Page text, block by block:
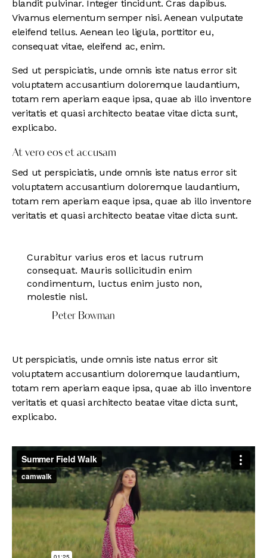
blandit pulvinar. Integer tincidunt. Cras dapibus.
Vivamus elementum semper nisi. Aenean vulputate
eleifend tellus. Aenean leo ligula, porttitor eu,
consequat vitae, eleifend ac, enim.
Sed ut perspiciatis, unde omnis iste natus error sit
voluptatem accusantium doloremque laudantium,
totam rem aperiam eaque ipsa, quae ab illo inventore
veritatis et quasi architecto beatae vitae dicta sunt,
explicabo.
At vero eos et accusam
Sed ut perspiciatis, unde omnis iste natus error sit
voluptatem accusantium doloremque laudantium,
totam rem aperiam eaque ipsa, quae ab illo inventore
veritatis et quasi architecto beatae vitae dicta sunt.
Curabitur varius eros et lacus rutrum
consequat. Mauris sollicitudin enim
condimentum, luctus enim justo non,
molestie nisl.
Peter Bowman
Ut perspiciatis, unde omnis iste natus error sit
voluptatem accusantium doloremque laudantium,
totam rem aperiam eaque ipsa, quae ab illo inventore
veritatis et quasi architecto beatae vitae dicta sunt,
explicabo.